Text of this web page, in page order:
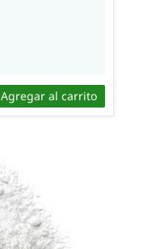
Agregar al carrito